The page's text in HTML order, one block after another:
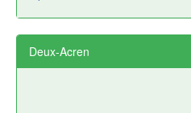
Deux-Acren